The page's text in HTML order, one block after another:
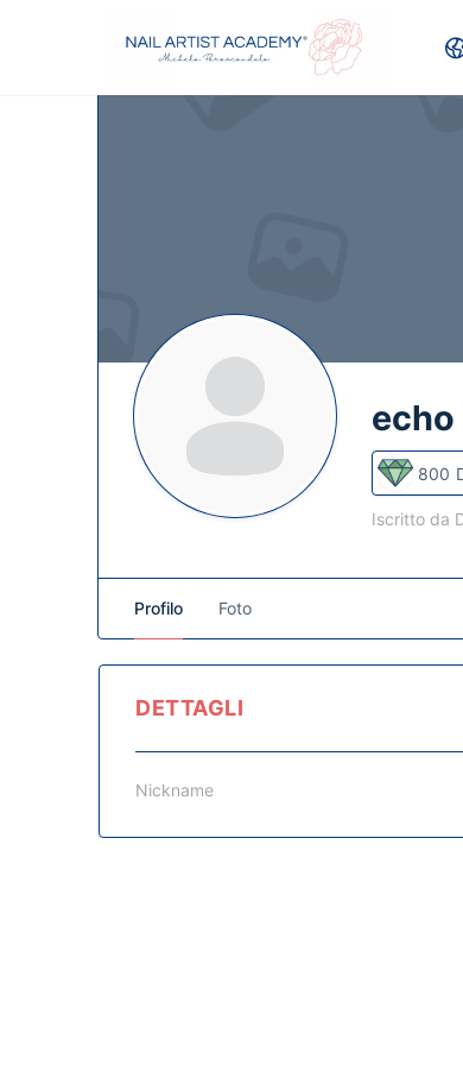
echo
800
Iscritto da
Profilo Foto
DETTAGLI
Nickname